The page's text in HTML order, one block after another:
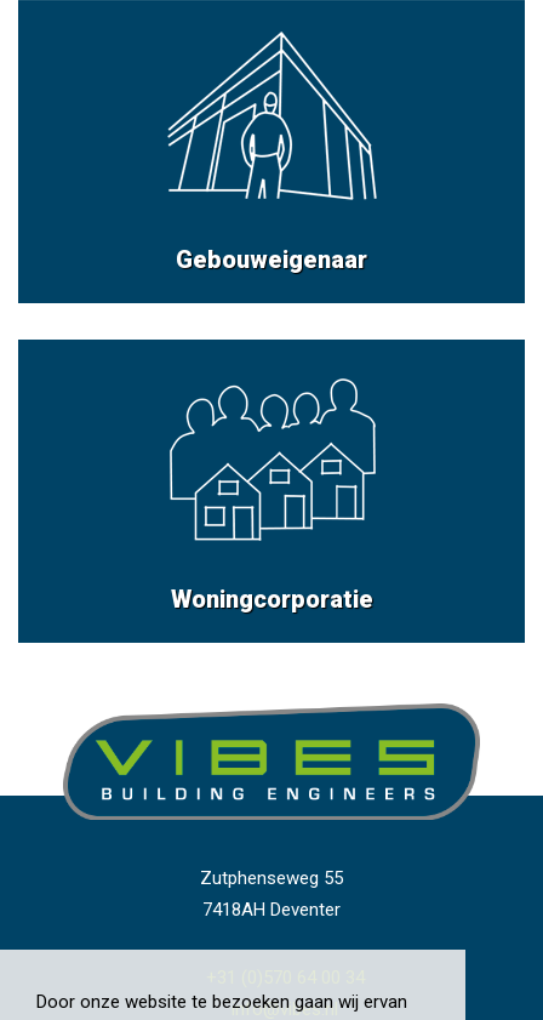
Door onze website te bezoeken gaan wij ervan
Gebouweigenaar
Woningcorporatie
Zutphenseweg 55
7418AH Deventer
info@vibes.nl